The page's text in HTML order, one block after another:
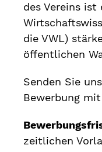
des Vereins ist
die VWL)
öffentlichen
Senden Sie
Bewerbung
zeitlichen